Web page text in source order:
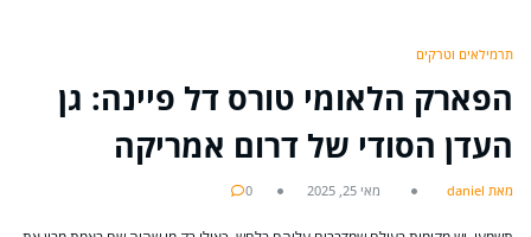
תרמילאים וטרקים
הפארק הלאומי טורס דל פיינה: גן
העדן הסודי של דרום אמריקה
מאת daniel מאי 25, 2025 0